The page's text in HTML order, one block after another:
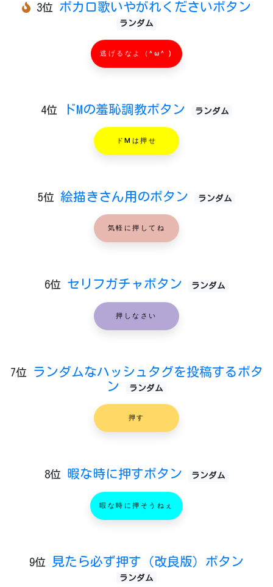
3位 ボカロ歌いやがれくださいボタン
ランダム
逃げるなよ（^ω^ )
4位 ドMの羞恥調教ボタン ランダム
ドMは押せ
5位 絵描きさん用のボタン ランダム
気軽に押してね
6位 セリフガチャボタン ランダム
押しなさい
7位
ランダムなハッシュタグを投稿するボタ
ン
ランダム
押す
8位 暇な時に押すボタン ランダム
暇な時に押そうねぇ
9位 見たら必ず押す（改良版）ボタン
ランダム